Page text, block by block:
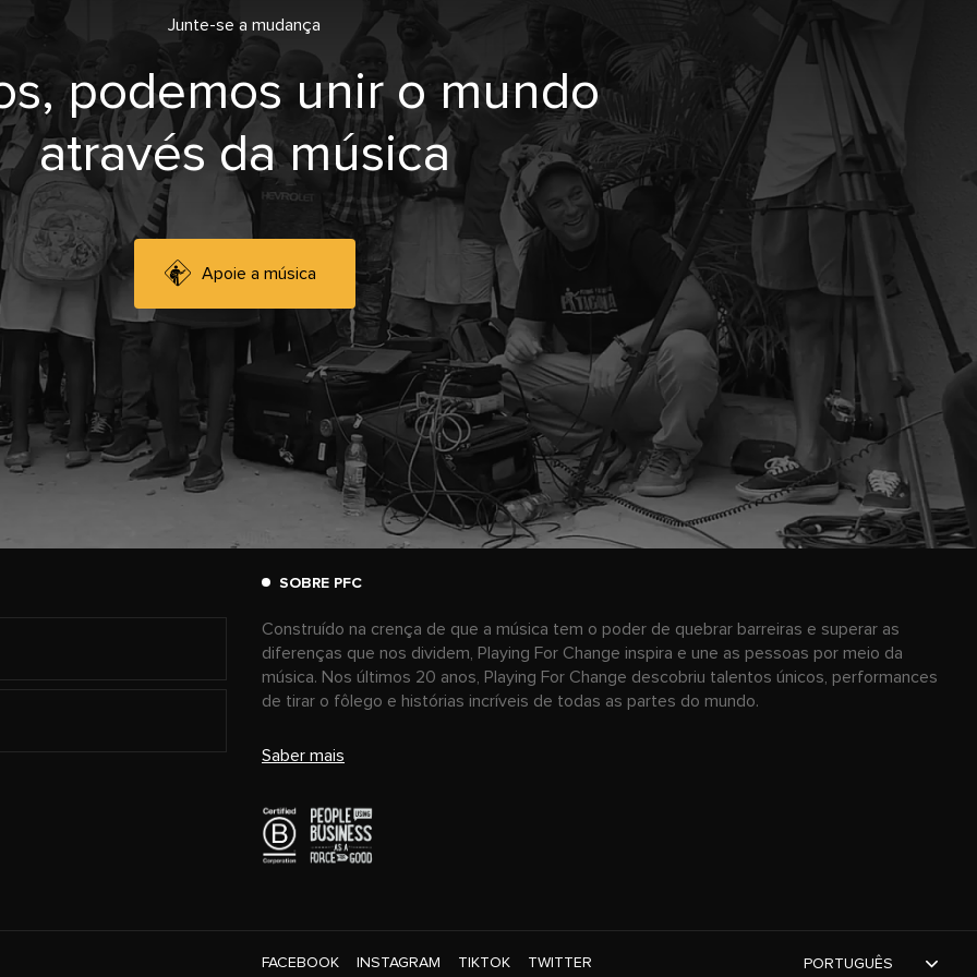
Junte-se a mudança
podemos unir o mundo
através da música
Apoie a música
SOBRE PFC
Construído na crença de que a música tem o poder de quebrar barreiras e superar as
diferenças que nos dividem, Playing For Change inspira e une as pessoas por meio da
música. Nos últimos 20 anos, Playing For Change descobriu talentos únicos, performances
de tirar o fôlego e histórias incríveis de todas as partes do mundo.
Saber mais
FACEBOOK INSTAGRAM TIKTOK TWITTER PORTUGUÊS